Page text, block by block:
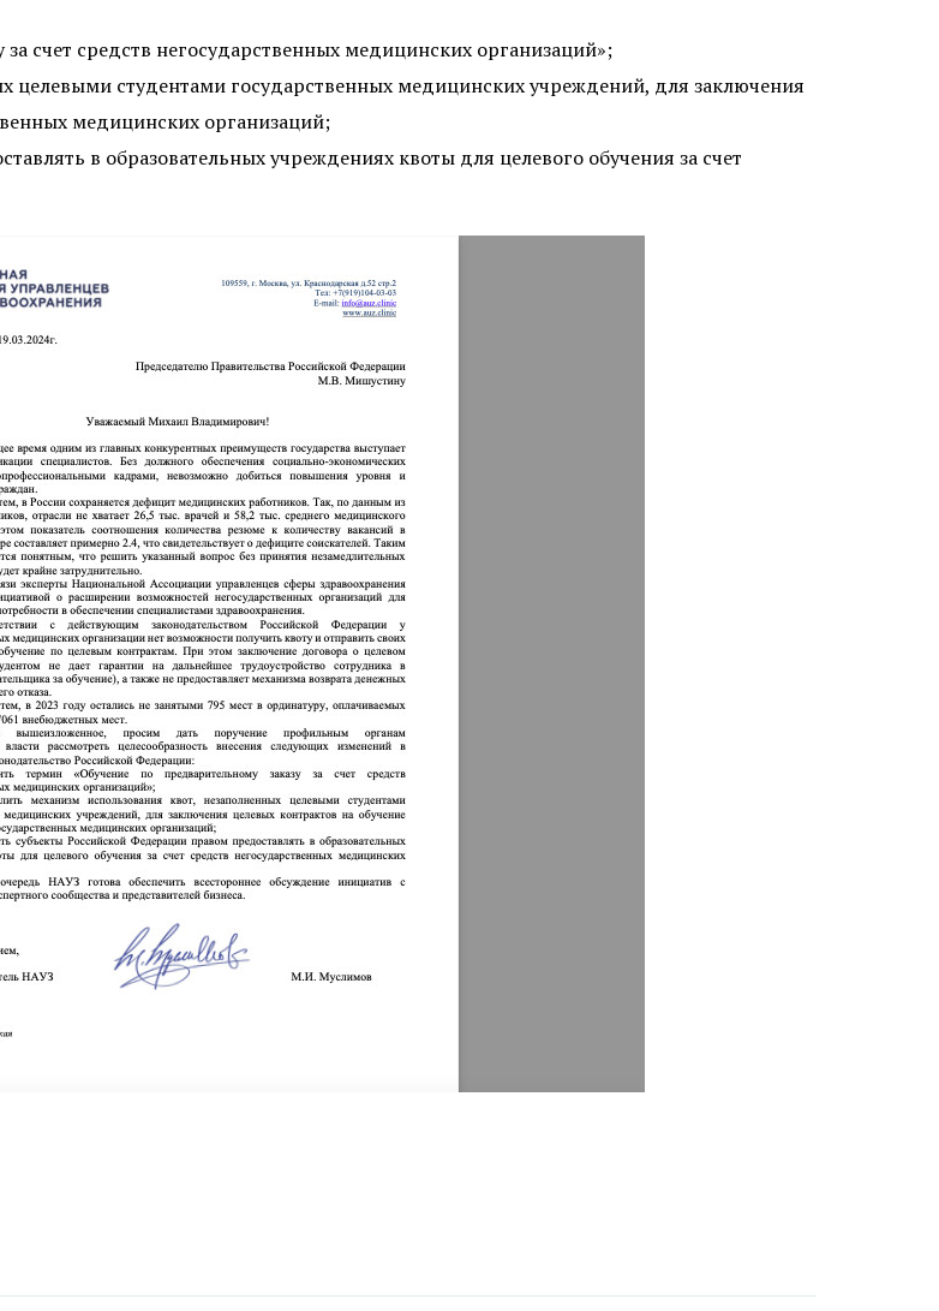
счет средств негосударственных медицинских организаций»;
целевыми студентами государственных медицинских учреждений, для заключения
медицинских организаций;
в образовательных учреждениях квоты для целевого обучения за счет